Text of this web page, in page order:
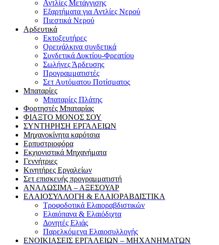
Αντλίες Μετάγγισης
Εξαρτήματα για Αντλίες Νερού
Πιεστικά Νερού
Αρδευτικά
Εκτοξευτήρες
Ορειχάλκινα συνδετικά
Συνδετικά Δυκτίου-Φρεατίου
Σωλήνες Άρδευσης
Προγραμματιστές
Σετ Αυτόματου Ποτίσματος
Μπαταρίες
Μπαταρίες Πλάτης
Φορτηστές Μπαταρίας
ΦΙΑΞΤΟ ΜΟΝΟΣ ΣΟΥ
ΣΥΝΤΗΡΗΣΗ ΕΡΓΑΛΕΙΩΝ
Μηχανοκίνητα καρότσια
Ερπυστριοφόρα
Εκχιονιστικά Μηχανήματα
Γεννήτριες
Κινητήρες Εργαλείων
Σετ επισκευής προγραμματιστή
ΑΝΑΛΩΣΙΜΑ – ΑΞΕΣΟΥΑΡ
ΕΛΑΙΟΣΥΛΛΟΓΗ & ΕΛΑΙΟΡΑΒΔΙΣΤΙΚΑ
Τροφοδοτικά Ελαιοραβδιστικών
Ελαιόπανα & Ελαιόδιχτα
Δονητές Ελιάς
Παρελκόμενα Ελαιοσυλλογής
ΕΝΟΙΚΙΑΣΕΙΣ ΕΡΓΑΛΕΙΩΝ – ΜΗΧΑΝΗΜΑΤΩΝ